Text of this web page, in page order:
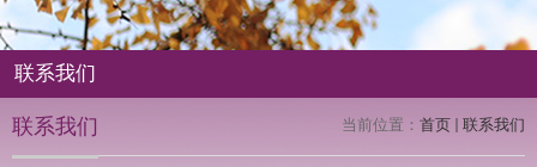
联系我们
当前位置： 首页 联系我们
联系我们